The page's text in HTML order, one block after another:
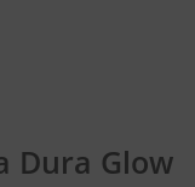
Dura Glow